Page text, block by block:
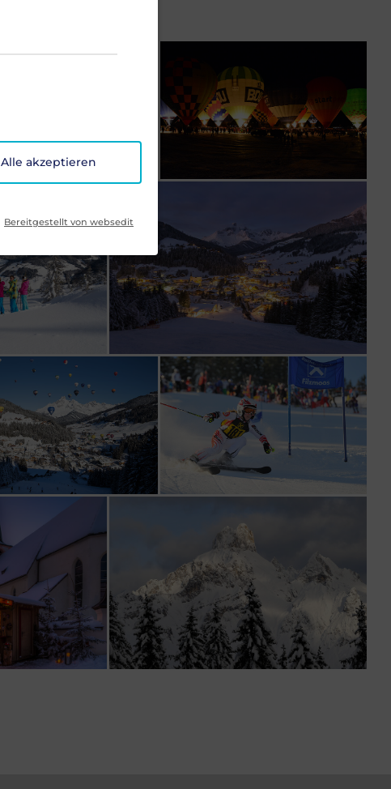
Alle akzeptieren
Bereitgestellt von websedit